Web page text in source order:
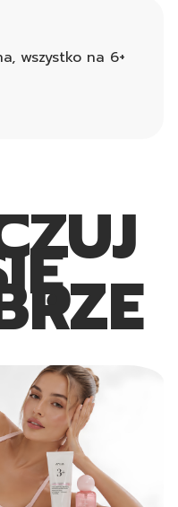
wszystko na 6+